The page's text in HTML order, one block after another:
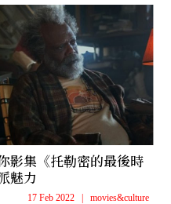
影集《托勒密的最後時
魅力
17 Feb 2022 | movies&culture